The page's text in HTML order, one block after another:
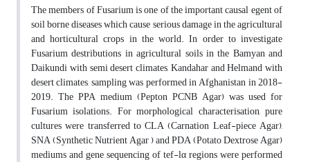
The members of Fusarium is one of the important causal egent of
soil borne diseases which cause serious damage in the agricultural
and horticultural crops in the world. In order to investigate
Fusarium destributions in agricultural soils in the Bamyan and
Daikundi with semi desert climates, Kandahar and Helmand with
desert climates, sampling was performed in Afghanistan in 2018-
2019. The PPA medium (Pepton PCNB Agar) was used for
Fusarium isolations. For morphological characterisation, pure
cultures were transferred to CLA (Carnation Leaf-piece Agar),
SNA (Synthetic Nutrient Agar ) and PDA (Potato Dextrose Agar)
mediums and gene sequencing of tef-lα regions were performed